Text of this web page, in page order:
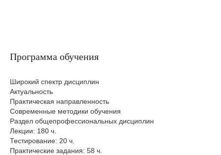
Программа обучения
Широкий спектр дисциплин
Актуальность
Практическая направленность
Современные методики обучения
Раздел общепрофессиональных дисциплин
Лекции: 180 ч.
Тестирование: 20 ч.
Практические задания: 58 ч.